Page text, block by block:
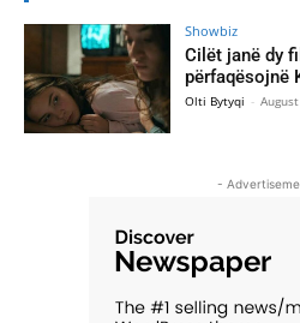
Showbiz
Cilët janë dy
përfaqësojnë
Olti Bytyqi -
-